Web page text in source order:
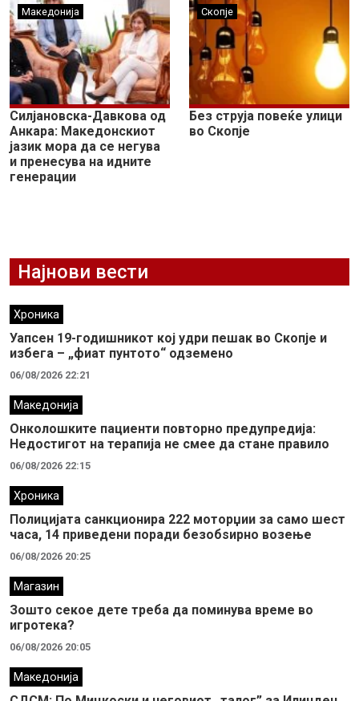
Македонија
Силјановска-Давкова од
Анкара: Македонскиот
јазик мора да се негува
и пренесува на идните
генерации
Скопје
Без струја повеќе улици
во Скопје
Најнови вести
Хроника
Уапсен 19-годишникот кој удри пешак во Скопје и
избега – „фиат пунтото“ одземено
06/08/2026 22:21
Македонија
Онколошките пациенти повторно предупредија:
Недостигот на терапија не смее да стане правило
06/08/2026 22:15
Хроника
Полицијата санкционира 222 моторџии за само шест
часа, 14 приведени поради безобѕирно возење
06/08/2026 20:25
Магазин
Зошто секое дете треба да поминува време во
игротека?
06/08/2026 20:05
Македонија